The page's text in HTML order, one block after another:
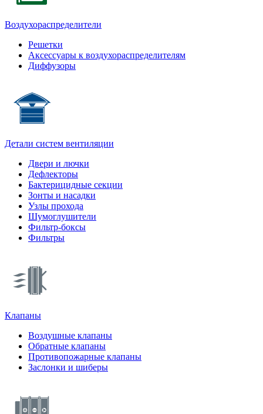
Воздухораспределители
Решетки
Аксессуары к воздухораспределителям
Диффузоры
Детали систем вентиляции
Двери и лючки
Дефлекторы
Бактерицидные секции
Зонты и насадки
Узлы прохода
Шумоглушители
Фильтр-боксы
Фильтры
Клапаны
Воздушные клапаны
Обратные клапаны
Противопожарные клапаны
Заслонки и шиберы